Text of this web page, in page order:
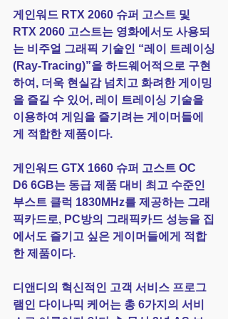
게인워드 RTX 2060 슈퍼 고스트 및
RTX 2060 고스트는 영화에서도 사용되
는 비주얼 그래픽 기술인 “레이 트레이싱
(Ray-Tracing)”을 하드웨어적으로 구현
하여, 더욱 현실감 넘치고 화려한 게이밍
을 즐길 수 있어, 레이 트레이싱 기술을
이용하여 게임을 즐기려는 게이머들에
게 적합한 제품이다.
게인워드 GTX 1660 슈퍼 고스트 OC
D6 6GB는 동급 제품 대비 최고 수준인
부스트 클럭 1830MHz를 제공하는 그래
픽카드로, PC방의 그래픽카드 성능을 집
에서도 즐기고 싶은 게이머들에게 적합
한 제품이다.
디앤디의 혁신적인 고객 서비스 프로그
램인 다이나믹 케어는 총 6가지의 서비